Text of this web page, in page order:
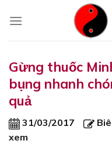
Gừng thuốc
bụng nhanh
quả
31/03/2017
xem